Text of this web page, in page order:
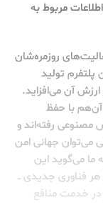
مربوط به
روزمره‌شان
پلتفرم تولید
آن می‌افزاید.
با حفظ
رفته‌اند و
جهانی امن
ما می‌گوید این
فناوری جدیدی ــ
در خدمت منافع